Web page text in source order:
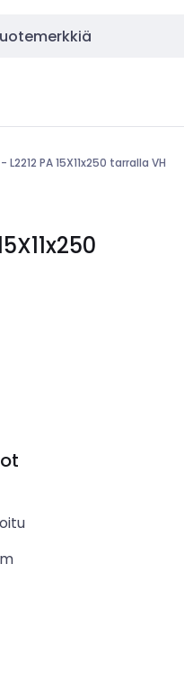
PA 15X11x250 tarralla VH